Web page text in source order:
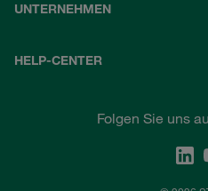
UNTERNEHMEN
HELP-CENTER
Folgen Sie uns